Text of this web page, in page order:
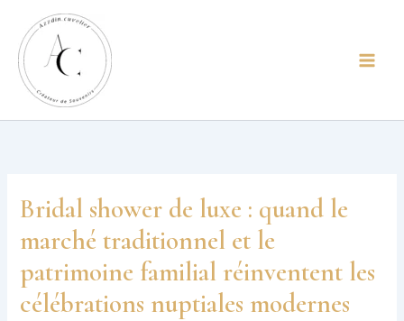
principal
contenu
Bridal shower de luxe : quand le
marché traditionnel et le
patrimoine familial réinventent les
célébrations nuptiales modernes